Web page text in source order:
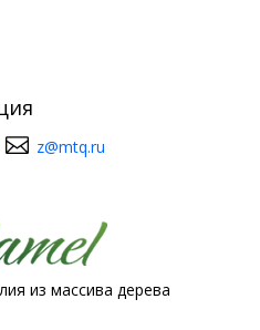
z@mtq.ru
из массива дерева